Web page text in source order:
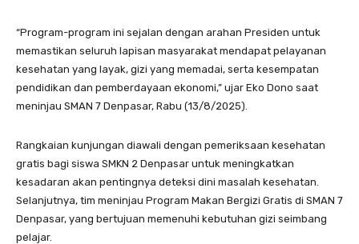
“Program-program ini sejalan dengan arahan Presiden untuk
memastikan seluruh lapisan masyarakat mendapat pelayanan
kesehatan yang layak, gizi yang memadai, serta kesempatan
pendidikan dan pemberdayaan ekonomi,” ujar Eko Dono saat
meninjau SMAN 7 Denpasar, Rabu (13/8/2025).
Rangkaian kunjungan diawali dengan pemeriksaan kesehatan
gratis bagi siswa SMKN 2 Denpasar untuk meningkatkan
kesadaran akan pentingnya deteksi dini masalah kesehatan.
Selanjutnya, tim meninjau Program Makan Bergizi Gratis di SMAN 7
Denpasar, yang bertujuan memenuhi kebutuhan gizi seimbang
pelajar.